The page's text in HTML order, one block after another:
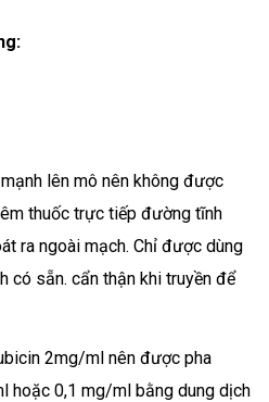
lên mô nên không được
thuốc trực tiếp đường tĩnh
ra ngoài mạch. Chỉ được dùng
có sẵn. cẩn thận khi truyền để
2mg/ml nên được pha
hoặc 0,1 mg/ml bằng dung dịch